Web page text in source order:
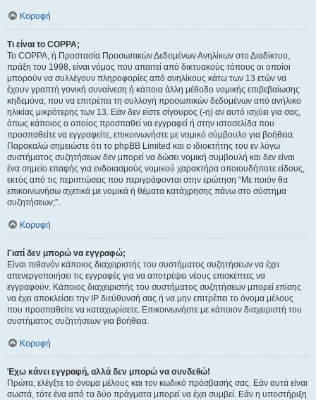
Κορυφή
Τι είναι το COPPA;
Το COPPA, ή Προστασία Προσωπικών Δεδομένων Ανηλίκων στο Διαδίκτυο,
πράξη του 1998, είναι νόμος που απαιτεί από δικτυακούς τόπους οι οποίοι
μπορούν να συλλέγουν πληροφορίες από ανηλίκους κάτω των 13 ετών να
έχουν γραπτή γονική συναίνεση ή κάποια άλλη μέθοδο νομικής επιβεβαίωσης
κηδεμόνα, που να επιτρέπει τη συλλογή προσωπικών δεδομένων από ανήλικο
ηλικίας μικρότερης των 13. Εάν δεν είστε σίγουρος (-η) αν αυτό ισχύει για σας,
όπως κάποιος ο οποίος προσπαθεί να εγγραφεί ή στην ιστοσελίδα που
προσπαθείτε να εγγραφείτε, επικοινωνήστε με νομικό σύμβουλο για βοήθεια.
Παρακαλώ σημειώστε ότι το phpBB Limited και ο ιδιοκτήτης του εν λόγω
συστήματος συζητήσεων δεν μπορεί να δώσει νομική συμβουλή και δεν είναι
ένα σημείο επαφής για ενδοιασμούς νομικού χαρακτήρα οποιουδήποτε είδους,
εκτός από τις περιπτώσεις που περιγράφονται στην ερώτηση “Με ποιόν θα
επικοινωνήσω σχετικά με νομικά ή θέματα κατάχρησης πάνω στο σύστημα
συζητήσεων;”.
Κορυφή
Γιατί δεν μπορώ να εγγραφώ;
Είναι πιθανόν κάποιος διαχειριστής του συστήματος συζητήσεων να έχει
απενεργοποιήσει τις εγγραφές για να αποτρέψει νέους επισκέπτες να
εγγραφούν. Κάποιος διαχειριστής του συστήματος συζητήσεων μπορεί επίσης
να έχει αποκλείσει την IP διεύθυνσή σας ή να μην επιτρέπει το όνομα μέλους
που προσπαθείτε να καταχωρίσετε. Επικοινωνήστε με κάποιον διαχειριστή του
συστήματος συζητήσεων για βοήθεια.
Κορυφή
Έχω κάνει εγγραφή, αλλά δεν μπορώ να συνδεθώ!
Πρώτα, ελέγξτε το όνομα μέλους και τον κωδικό πρόσβασής σας. Εάν αυτά είναι
σωστά, τότε ένα από τα δύο πράγματα μπορεί να έχει συμβεί. Εάν η υποστήριξη